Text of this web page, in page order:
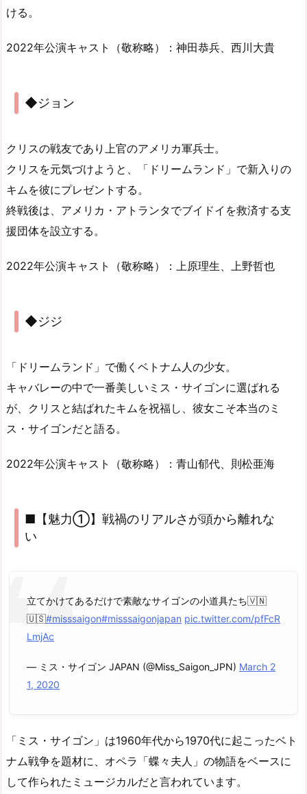
ける。
2022年公演キャスト（敬称略）：神田恭兵、西川大貴
◆ジョン
クリスの戦友であり上官のアメリカ軍兵士。
クリスを元気づけようと、「ドリームランド」で新入りの
キムを彼にプレゼントする。
終戦後は、アメリカ・アトランタでブイドイを救済する支
援団体を設立する。
2022年公演キャスト（敬称略）：上原理生、上野哲也
◆ジジ
「ドリームランド」で働くベトナム人の少女。
キャバレーの中で一番美しいミス・サイゴンに選ばれる
が、クリスと結ばれたキムを祝福し、彼女こそ本当のミ
ス・サイゴンだと語る。
2022年公演キャスト（敬称略）：青山郁代、則松亜海
■【魅力①】戦禍のリアルさが頭から離れな
い
立てかけてあるだけで素敵なサイゴンの小道具たち🇻🇳
🇺🇸#misssaigon#misssaigonjapan pic.twitter.com/pfFcR
LmjAc
— ミス・サイゴン JAPAN (@Miss_Saigon_JPN) March 2
1, 2020
「ミス・サイゴン」は1960年代から1970代に起こったベト
ナム戦争を題材に、オペラ「蝶々夫人」の物語をベースに
して作られたミュージカルだと言われています。